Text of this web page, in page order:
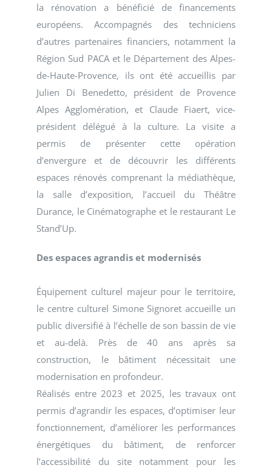
la rénovation a bénéficié de financements
européens. Accompagnés des techniciens
d’autres partenaires financiers, notamment la
Région Sud PACA et le Département des Alpes-
de-Haute-Provence, ils ont été accueillis par
Julien Di Benedetto, président de Provence
Alpes Agglomération, et Claude Fiaert, vice-
président délégué à la culture. La visite a
permis de présenter cette opération
d’envergure et de découvrir les différents
espaces rénovés comprenant la médiathèque,
la salle d’exposition, l’accueil du Théâtre
Durance, le Cinématographe et le restaurant Le
Stand’Up.
Des espaces agrandis et modernisés
Équipement culturel majeur pour le territoire,
le centre culturel Simone Signoret accueille un
public diversifié à l’échelle de son bassin de vie
et au-delà. Près de 40 ans après sa
construction, le bâtiment nécessitait une
modernisation en profondeur.
Réalisés entre 2023 et 2025, les travaux ont
permis d’agrandir les espaces, d’optimiser leur
fonctionnement, d’améliorer les performances
énergétiques du bâtiment, de renforcer
l’accessibilité du site notamment pour les